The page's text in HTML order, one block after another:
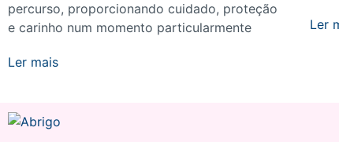
percurso, proporcionando cuidado, proteção
e carinho num momento particularmente
Ler mais
Ler